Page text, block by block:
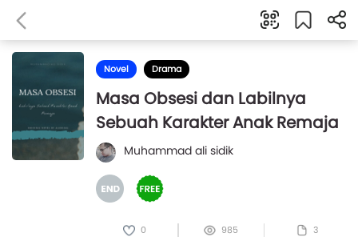
Novel Drama
Masa Obsesi dan Labilnya
Sebuah Karakter Anak Remaja
Muhammad ali sidik
0
985
3